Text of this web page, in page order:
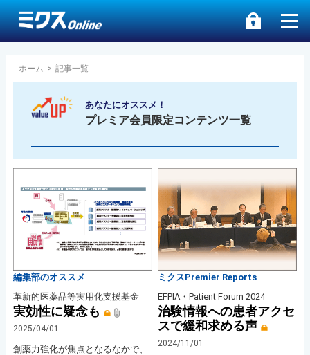
ホーム > 記事一覧
あなたにオススメ！
プレミア会員限定コンテンツ一覧
編集部のオススメ
革新的医薬品等実用化支援基金
実効性に疑念も
2025/04/01
創薬力強化が焦点となるなかで、
ミクスPremier Reports
EFPIA・Patient Forum 2024
治験情報への患者アクセ
スで緩和求める声
2024/11/01